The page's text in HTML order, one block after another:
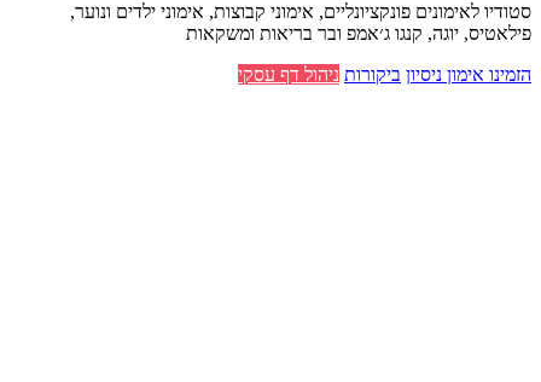
סטודיו לאימונים פונקציונליים, אימוני קבוצות, אימוני ילדים ונוער,
פילאטיס, יוגה, קנגו ג׳אמפ ובר בריאות ומשקאות
הזמינו אימון ניסיון ביקורות ניהול דף עסקי